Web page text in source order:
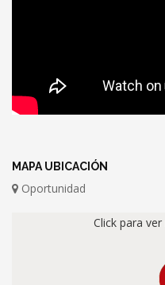
MAPA UBICACIÓN
Oportunidad
Click para